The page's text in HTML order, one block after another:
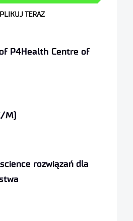
TERAZ
P4Health Centre of
M)
rozwiązań dla